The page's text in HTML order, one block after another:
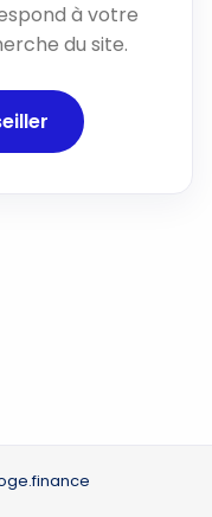
à votre
du site.